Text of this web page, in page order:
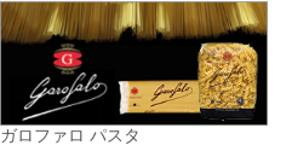
ガロファロ パスタ